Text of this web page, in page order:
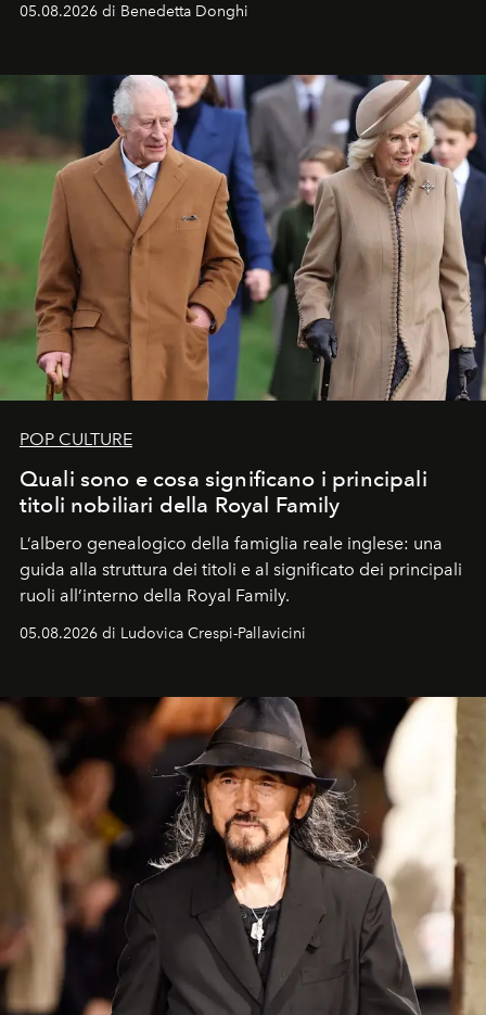
05.08.2026 di Benedetta Donghi
POP CULTURE
Quali sono e cosa significano i principali
titoli nobiliari della Royal Family
L’albero genealogico della famiglia reale inglese: una
guida alla struttura dei titoli e al significato dei principali
ruoli all’interno della Royal Family.
05.08.2026 di Ludovica Crespi-Pallavicini